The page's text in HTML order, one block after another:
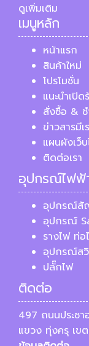
ดูเพิ่มเติม
เมนูหลัก
หน้าแรก
สินค้าใหม่
โปรโมชั่น
แนะนำเปิด
สั่งซื้อ & ช
ข่าวสารมีเ
แผนผังเว็
ติดต่อเรา
อุปกรณ์ไฟฟ้
อุปกรณ์สั
อุปกรณ์
รางไฟ ท่อ
อุปกรณ์สวิ
ปลั๊กไฟ
ติดต่อ
497 ถนนประชา
แขวง ทุ่งครุ เข